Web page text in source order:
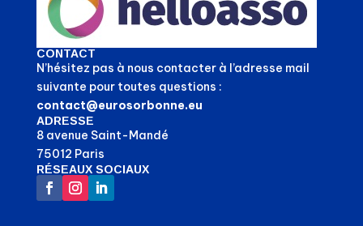
CONTACT
N’hésitez pas à nous contacter à l’adresse mail
suivante pour toutes questions :
contact@eurosorbonne.eu
ADRESSE
8 avenue Saint-Mandé
75012 Paris
RÉSEAUX SOCIAUX